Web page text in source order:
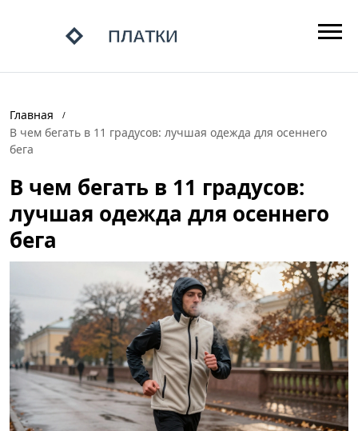
Главная
В чем бегать в 11 градусов: лучшая одежда для осеннего
бега
В чем бегать в 11 градусов:
лучшая одежда для осеннего
бега